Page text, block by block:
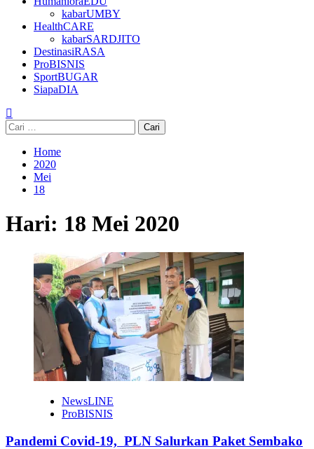
kabarUMBY
HealthCARE
kabarSARDJITO
DestinasiRASA
ProBISNIS
SportBUGAR
SiapaDIA
Cari
untuk:
Home
2020
Mei
18
Hari: 18 Mei 2020
NewsLINE
ProBISNIS
Pandemi Covid-19, PLN Salurkan Paket Sembako